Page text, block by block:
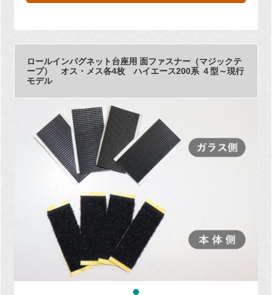
ロールインバグネット台座用 面ファスナー（マジックテ
ープ） オス・メス各4枚 ハイエース200系 ４型～現行
モデル